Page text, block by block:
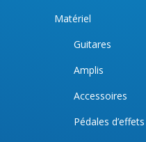
Matériel
Guitares
Amplis
Accessoires
Pédales d’effets